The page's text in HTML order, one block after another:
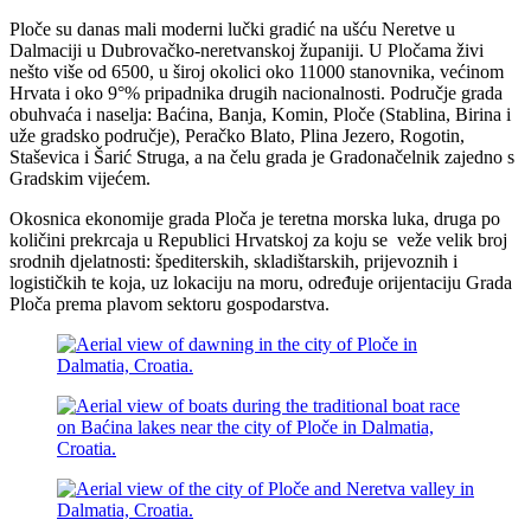
Ploče su danas mali moderni lučki gradić na ušću Neretve u
Dalmaciji u Dubrovačko-neretvanskoj županiji. U Pločama živi
nešto više od 6500, u široj okolici oko 11000 stanovnika, većinom
Hrvata i oko 9°% pripadnika drugih nacionalnosti. Područje grada
obuhvaća i naselja: Baćina, Banja, Komin, Ploče (Stablina, Birina i
uže gradsko područje), Peračko Blato, Plina Jezero, Rogotin,
Staševica i Šarić Struga, a na čelu grada je Gradonačelnik zajedno s
Gradskim vijećem.
Okosnica ekonomije grada Ploča je teretna morska luka, druga po
količini prekrcaja u Republici Hrvatskoj za koju se veže velik broj
srodnih djelatnosti: špediterskih, skladištarskih, prijevoznih i
logističkih te koja, uz lokaciju na moru, određuje orijentaciju Grada
Ploča prema plavom sektoru gospodarstva.